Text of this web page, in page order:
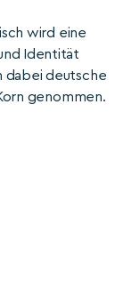
wird eine
Identität
dabei deutsche
genommen.